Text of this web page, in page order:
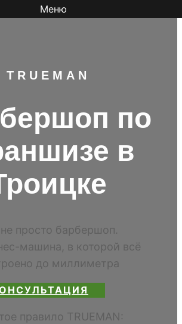
Меню
TR UEMAN
по
в
просто барбершоп.
машина, в которой всё
до миллиметра
правило TRUEMAN: